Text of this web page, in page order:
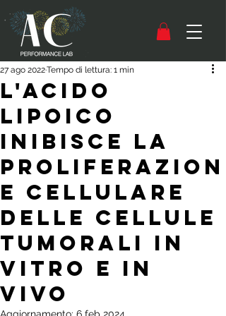
L'acido
lipoico
inibisce la
proliferazion
e cellulare
delle cellule
tumorali in
vitro e in
vivo
27 ago 2022Tempo di lettura: 1 min